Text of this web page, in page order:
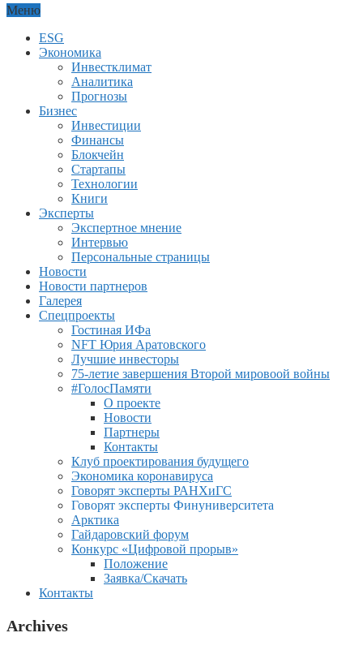
Меню
ESG
Экономика
Инвестклимат
Аналитика
Прогнозы
Бизнес
Инвестиции
Финансы
Блокчейн
Стартапы
Технологии
Книги
Эксперты
Экспертное мнение
Интервью
Персональные страницы
Новости
Новости партнеров
Галерея
Спецпроекты
Гостиная ИФа
NFT Юрия Аратовского
Лучшие инвесторы
75-летие завершения Второй мировоой войны
#ГолосПамяти
О проекте
Новости
Партнеры
Контакты
Клуб проектирования будущего
Экономика коронавируса
Говорят эксперты РАНХиГС
Говорят эксперты Финуниверситета
Арктика
Гайдаровский форум
Конкурс «Цифровой прорыв»
Положение
Заявка/Скачать
Контакты
Archives